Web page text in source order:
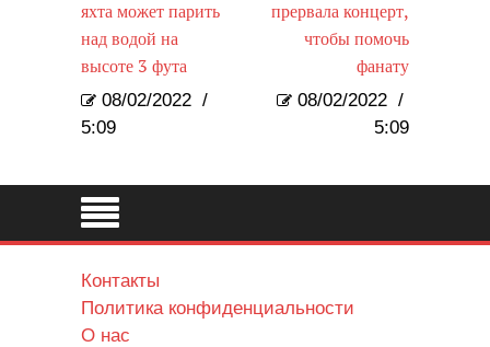
яхта может парить
над водой на
высоте 3 фута
08/02/2022 /
5:09
прервала концерт,
чтобы помочь
фанату
08/02/2022 /
5:09
Контакты
Политика конфиденциальности
О нас